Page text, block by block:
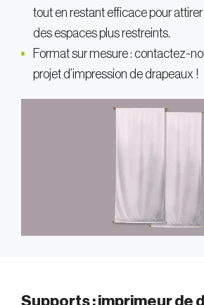
tout en restant efficace pour attirer
des espaces plus restreints.
Format sur mesure : contactez-
projet d’impression de drapeaux !
Supports : imprimeur de